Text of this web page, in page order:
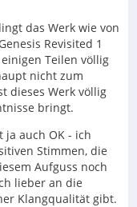
das Werk wie von
Revisited 1
Teilen völlig
nicht zum
dieses Werk völlig
bringt.
ja auch OK - ich
Stimmen, die
Aufguss noch
lieber an die
Klangqualität gibt.